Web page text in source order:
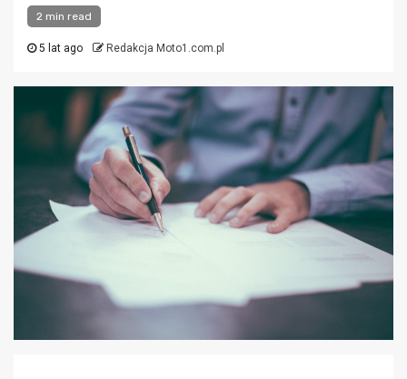
2 min read
5 lat ago Redakcja Moto1.com.pl